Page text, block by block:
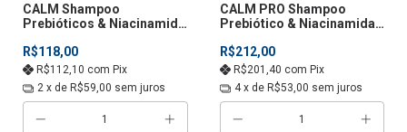
CALM Shampoo
Prebióticos & Niacinamida
R$118,00
R$112,10 com Pix
2 x de R$59,00 sem juros
CALM PRO Shampoo
Prebiótico & Niacinamida
R$212,00
R$201,40 com Pix
4 x de R$53,00 sem juros